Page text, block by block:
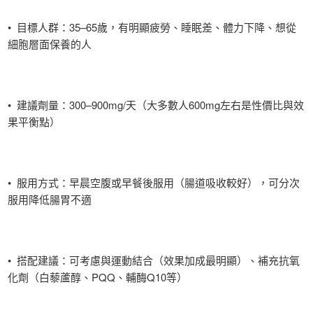
• 目標人群：35–65歲，有明顯疲勞、睡眠差、體力下降、想從
細胞層面保養的人
• 建議劑量：300–900mg/天（大多數人600mg左右是性價比與效
果平衡點）
• 服用方式：早晨空腹或早餐後服用（腸道吸收較好），可分次
服用降低腸胃不適
• 搭配建議：可考慮與運動結合（效果加成最明顯）、補充抗氧
化劑（白藜蘆醇、PQQ、輔酶Q10等）